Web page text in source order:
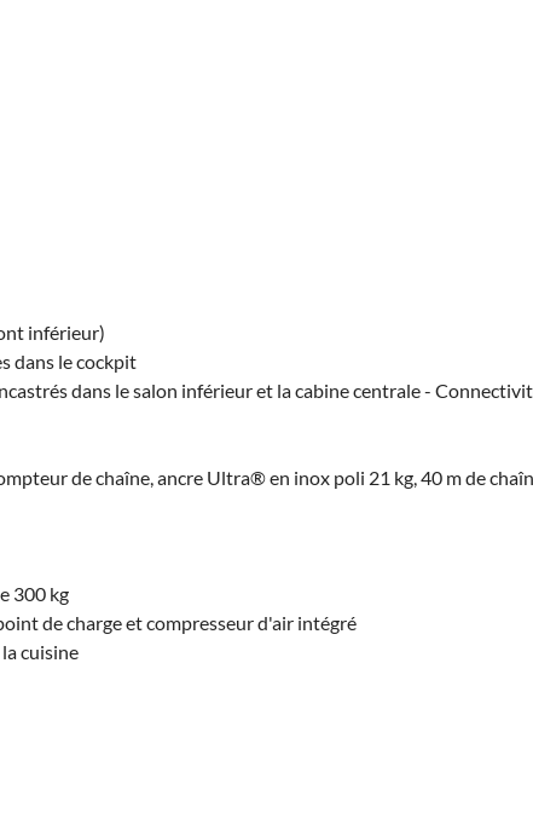
inférieur)
dans le cockpit
dans le salon inférieur et la cabine centrale -
de chaîne, ancre Ultra® en inox poli 21 kg, 40 m de
300 kg
de charge et compresseur d'air intégré
cuisine